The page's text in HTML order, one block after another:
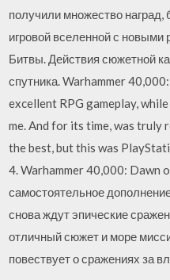
получили множество
игровой вселенной с
Битвы. Действия сюжетной
спутника. Warhammer
excellent RPG gameplay,
me. And for its time, was truly
the best, but this was
4. Warhammer 40,000: Dawn
самостоятельное
снова ждут эпические
отличный сюжет и море
повествует о сражениях за